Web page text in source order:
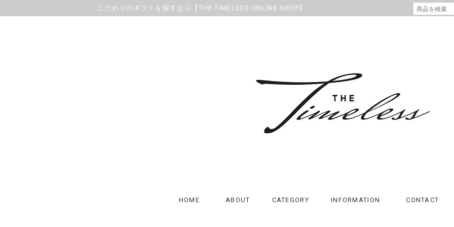
こだわりのギフトを探すなら【THE TIMELESS ONLINE SHOP】
HOME ABOUT CATEGORY INFORMATION CONTACT